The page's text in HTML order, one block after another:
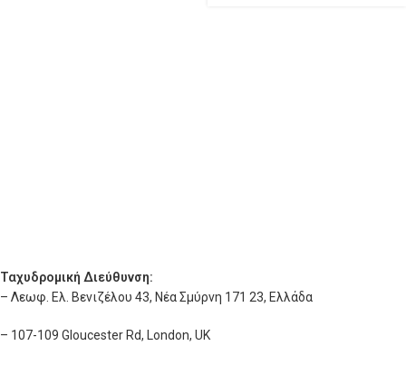
Ταχυδρομική Διεύθυνση:
– Λεωφ. Ελ. Βενιζέλου 43, Νέα Σμύρνη 171 23, Ελλάδα
– 107-109 Gloucester Rd, London, UK